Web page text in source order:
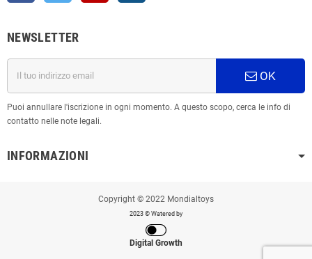
NEWSLETTER
OK
Puoi annullare l'iscrizione in ogni momento. A questo scopo, cerca le info di
contatto nelle note legali.
INFORMAZIONI
Copyright © 2022 Mondialtoys
2023 © Watered by
Digital Growth